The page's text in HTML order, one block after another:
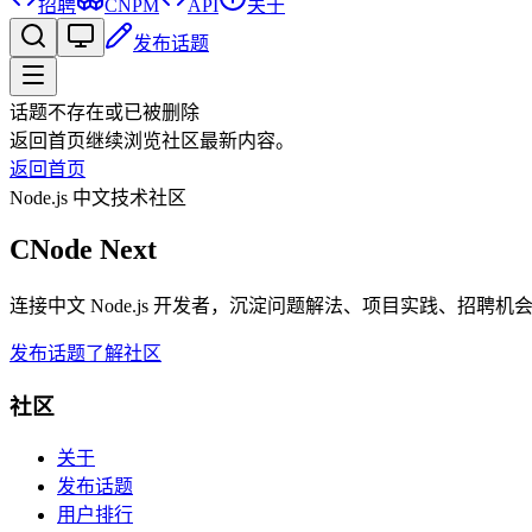
招聘 CNPM API
关于
发布话题
话题不存在或已被删除
返回首页继续浏览社区最新内容。
返回首页
Node.js 中文技术社区
CNode Next
连接中文 Node.js 开发者，沉淀问题解法、项目实践、招聘机会
发布话题了解社区
社区
关于
发布话题
用户排行